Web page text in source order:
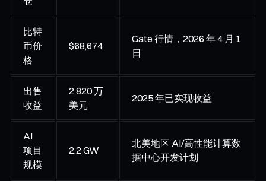
比特
币价
格
$68,674
Gate 行情，2026 年 4 月 1
日
出售
收益
2,820 万
美元
2025 年已实现收益
AI
项目
规模
2.2 GW
北美地区 AI/高性能计算数
据中心开发计划